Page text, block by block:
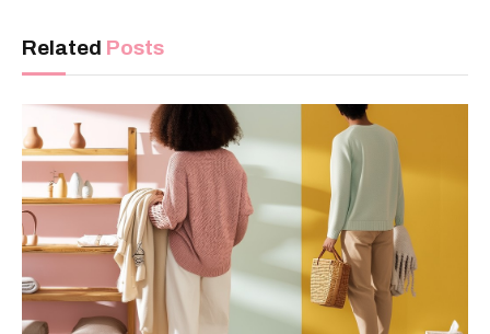
Related Posts